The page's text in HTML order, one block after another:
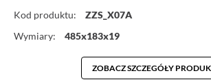
Kod produktu:
ZZS_X07A
Wymiary:
485x183x19
ZOBACZ SZCZEGÓŁY